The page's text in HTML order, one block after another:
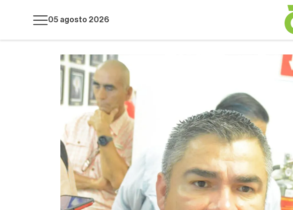
05 agosto 2026